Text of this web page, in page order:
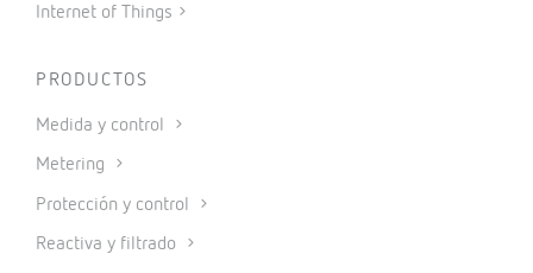
Internet of Things
PRODUCTOS
Medida y control
Metering
Protección y control
Reactiva y filtrado